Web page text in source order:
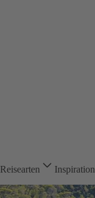
Reisearten Inspiration